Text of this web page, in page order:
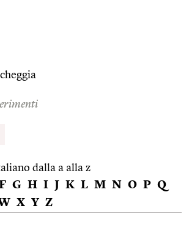
dalla a alla z
G H I J K L M N O P Q
X Y Z